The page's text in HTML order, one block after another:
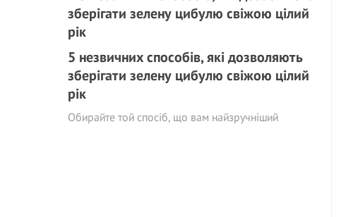
5 незвичних способів, які дозволяють
зберігати зелену цибулю свіжою цілий
рік
Обирайте той спосіб, що вам найзручніший